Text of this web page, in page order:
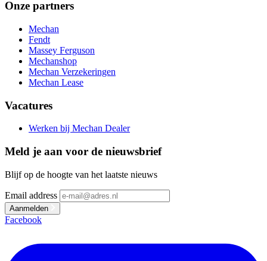
Onze partners
Mechan
Fendt
Massey Ferguson
Mechanshop
Mechan Verzekeringen
Mechan Lease
Vacatures
Werken bij Mechan Dealer
Meld je aan voor de nieuwsbrief
Blijf op de hoogte van het laatste nieuws
Email address
Aanmelden
Facebook